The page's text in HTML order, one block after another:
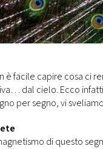
è facile capire cosa ci
dal cielo. Ecco
per segno, vi
di questo